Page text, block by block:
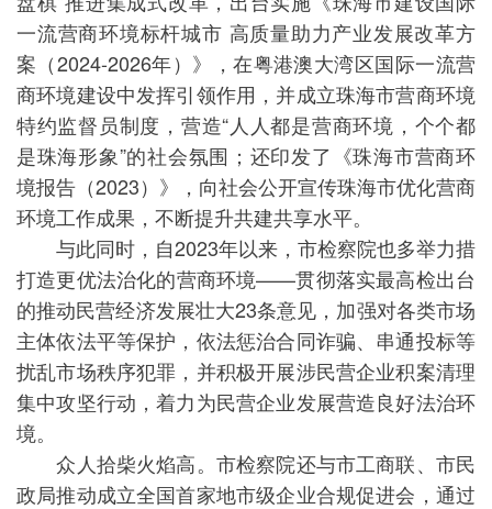
一流营商环境标杆城市 高质量助力产业发展改革方
案（2024-2026年）》，在粤港澳大湾区国际一流营
商环境建设中发挥引领作用，并成立珠海市营商环境
特约监督员制度，营造“人人都是营商环境，个个都
是珠海形象”的社会氛围；还印发了《珠海市营商环
境报告（2023）》，向社会公开宣传珠海市优化营商
环境工作成果，不断提升共建共享水平。
与此同时，自2023年以来，市检察院也多举力措
打造更优法治化的营商环境——贯彻落实最高检出台
的推动民营经济发展壮大23条意见，加强对各类市场
主体依法平等保护，依法惩治合同诈骗、串通投标等
扰乱市场秩序犯罪，并积极开展涉民营企业积案清理
集中攻坚行动，着力为民营企业发展营造良好法治环
境。
众人拾柴火焰高。市检察院还与市工商联、市民
政局推动成立全国首家地市级企业合规促进会，通过